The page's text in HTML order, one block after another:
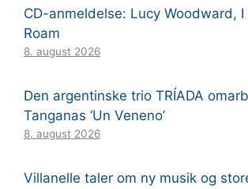
CD-anmeldelse: Lucy Woodward,
Roam
8. august 2026
Den argentinske trio TRÍADA
Tanganas ‘Un Veneno’
8. august 2026
Villanelle taler om ny musik og